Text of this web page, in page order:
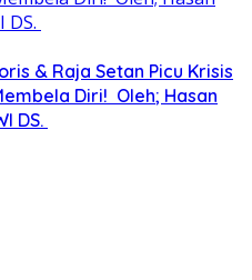
& Raja Setan Picu Krisis
Diri! Oleh; Hasan
DS.